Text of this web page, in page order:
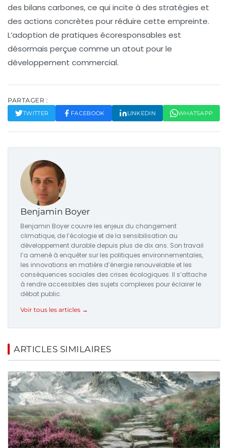
des bilans carbones, ce qui incite à des stratégies et
des actions concrètes pour réduire cette empreinte.
L’adoption de pratiques écoresponsables est
désormais perçue comme un atout pour le
développement commercial.
PARTAGER :
TWITTER FACEBOOK LINKEDIN WHATSAPP
Benjamin Boyer
Benjamin Boyer couvre les enjeux du changement
climatique, de l’écologie et de la sensibilisation au
développement durable depuis plus de dix ans. Son travail
l’a amené à enquêter sur les politiques environnementales,
les innovations en matière d’énergie renouvelable et les
conséquences sociales des crises écologiques. Il s’attache
à rendre accessibles des sujets complexes pour éclairer le
débat public.
Voir tous les articles →
ARTICLES SIMILAIRES